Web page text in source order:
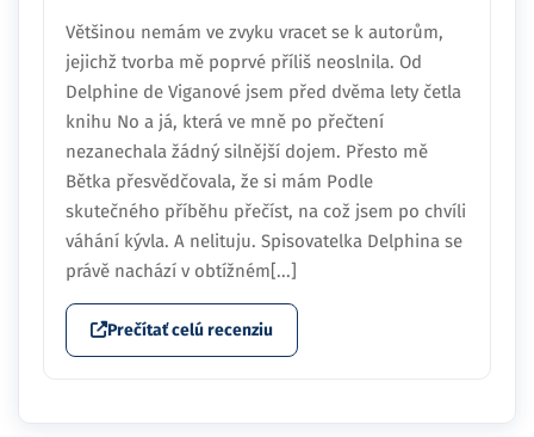
Většinou nemám ve zvyku vracet se k autorům,
jejichž tvorba mě poprvé příliš neoslnila. Od
Delphine de Viganové jsem před dvěma lety četla
knihu No a já, která ve mně po přečtení
nezanechala žádný silnější dojem. Přesto mě
Bětka přesvědčovala, že si mám Podle
skutečného příběhu přečíst, na což jsem po chvíli
váhání kývla. A nelituju. Spisovatelka Delphina se
právě nachází v obtížném[...]
Prečítať celú recenziu